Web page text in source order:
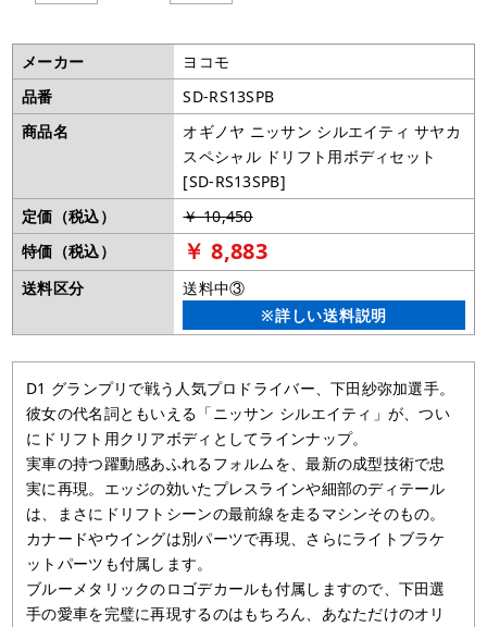
メーカー
ヨコモ
品番
SD-RS13SPB
商品名
オギノヤ ニッサン シルエイティ サヤカ
スペシャル ドリフト用ボディセット
[SD-RS13SPB]
定価（税込）
￥ 10,450
特価（税込）
￥ 8,883
送料区分
送料中③
※詳しい送料説明
D1 グランプリで戦う人気プロドライバー、下田紗弥加選手。
彼女の代名詞ともいえる「ニッサン シルエイティ」が、つい
にドリフト用クリアボディとしてラインナップ。
実車の持つ躍動感あふれるフォルムを、最新の成型技術で忠
実に再現。エッジの効いたプレスラインや細部のディテール
は、まさにドリフトシーンの最前線を走るマシンそのもの。
カナードやウイングは別パーツで再現、さらにライトブラケ
ットパーツも付属します。
ブルーメタリックのロゴデカールも付属しますので、下田選
手の愛車を完璧に再現するのはもちろん、あなただけのオリ